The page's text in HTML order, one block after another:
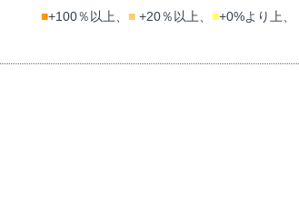
■+100％以上、 ■+20％以上、 ■+0%より上、